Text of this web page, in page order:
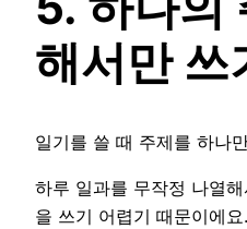
해서만 쓰
일기를 쓸 때 주제를 하나
하루 일과를 무작정 나열
을 쓰기 어렵기 때문이에요.